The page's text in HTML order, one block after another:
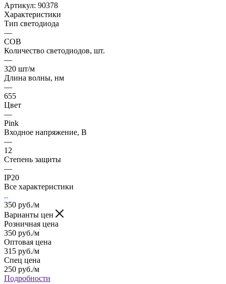
Артикул: 90378
Характеристики
Тип светодиода
—
COB
Количество светодиодов, шт.
—
320 шт/м
Длина волны, нм
—
655
Цвет
—
Pink
Входное напряжение, В
—
12
Степень защиты
—
IP20
Все характеристики
350 руб./м
Варианты цен
Розничная цена
350 руб./м
Оптовая цена
315 руб./м
Спец цена
250 руб./м
Подробности